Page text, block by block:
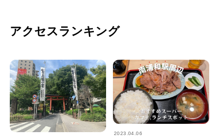
アクセスランキング
2023.04.06